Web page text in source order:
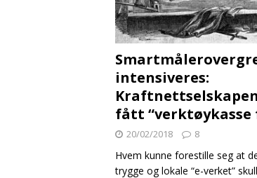
intensiveres:
fått “verktøykasse
20/02/2018 8
Hvem kunne forestille seg at
trygge og lokale “e-verket”